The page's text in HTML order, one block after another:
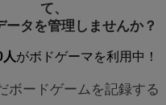
シンビオーゼ
て、
ータを管理しませんか？
がボドゲーマを利用中！
ボードゲームを記録する